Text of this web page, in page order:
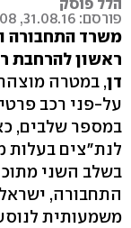
הלל פוסק
פורסם: 31.08.16, 10:08
משרד התחבורה
ראשון להרחבת
דן, במטרה
על-פני רכב
התחבורה,
משמעותית